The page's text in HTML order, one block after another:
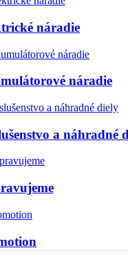
náradie
náradie
a náhradné